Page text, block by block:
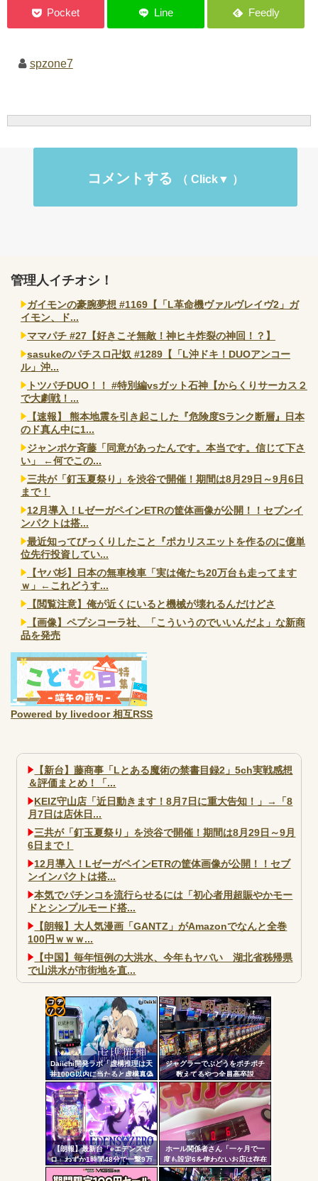
spzone7
コメントする
管理人イチオシ！
ガイモンの豪腕夢想 #1169【「L革命機ヴァルヴレイヴ2」ガ
イモン、ド...
ママパチ #27【好きこそ無敵！神ヒキ炸裂の神回！？】
sasukeのパチスロ卍奴 #1289【「L沖ドキ！DUOアンコー
ル」沖...
トツパチDUO！！ #特別編vsガット石神【からくりサーカス２
で大劇戦！...
【速報】 熊本地震を引き起こした『危険度Sランク断層』日本
のド真ん中に1...
ジャンポケ斉藤「同意があったんです。本当です。信じて下さ
い」 ←何でこの...
三共が「釘玉夏祭り」を渋谷で開催！期間は8月29日～9月6日
まで！
12月導入！LゼーガペインETRの筐体画像が公開！！セブンイ
ンパクトは搭...
最近知ってびっくりしたこと『ポカリスエットを作るのに億単
位先行投資してい...
【ヤバ杉】日本の無車検車「実は俺たち20万台も走ってます
ｗ」←これどうす...
【閲覧注意】俺が近くにいると機械が壊れるんだけどさ
【画像】ペプシコーラ社、「こういうのでいいんだよ」な新商
品を発売
Powered by livedoor 相互RSS
【新台】藤商事「Lとある魔術の禁書目録2」5ch実戦感想
＆評価まとめ！「...
KEIZ守山店「近日動きます！8月7日に重大告知！」→「8
月7日は店休日...
三共が「釘玉夏祭り」を渋谷で開催！期間は8月29日～9月
6日まで！
12月導入！LゼーガペインETRの筐体画像が公開！！セブ
ンインパクトは搭...
本気でパチンコを流行らせるには「初心者用超賑やかモー
ドとシンプルモード搭...
【朗報】大人気漫画「GANTZ」がAmazonでなんと全巻
100円ｗｗｗ...
【中国】毎年恒例の大洪水、今年もヤバい 湖北省秭帰県
で山洪水が市街地を直...
パチンコで人気のないキャラを青色担当にするのやめろや
ワイ、パチンコ屋店員の目の前で会員カードを握り潰し
「今までありがとう」と...
無職のパチンコカス(22)なんやが、ワイの人生どれくらい
ヤバいか教えて？...
AngelBeats!とかいうクソアニメの思い出ｗｗｗ
Powered by livedoor 相互RSS
Daiichi開発ラボ「虚構推理は天
井100G以内に当たると虚構真偽
が2回当選するまで転落しない状
態に突入するぞ。300G・700G
の天井も一緒」
ジャグラーでぶどうをポチポチ
数えてるやつ全員高卒説
【朗報】最新台「eエデンズゼ
ロ」わずか1時間48分で一撃9万
5000発コンプリートを達成して
ホール関係者さん「一ヶ月で一
度も設定6を使わないお店は存在
しないと思っています。6使った
コテ
リン
- 固
定リ
ンク
自動
更新
ツー